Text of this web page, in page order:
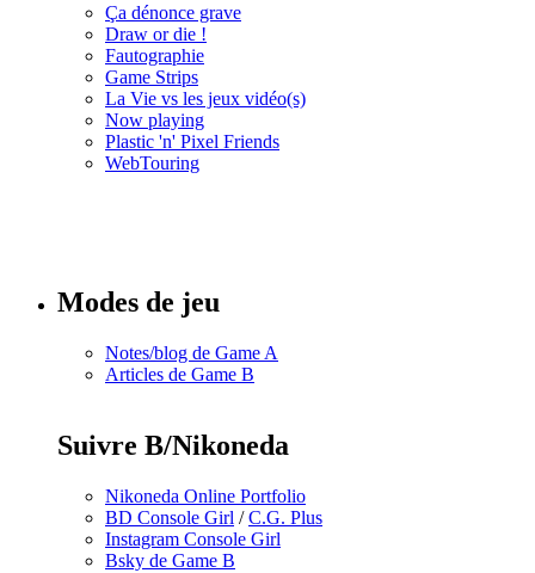
Ça dénonce grave
Draw or die !
Fautographie
Game Strips
La Vie vs les jeux vidéo(s)
Now playing
Plastic 'n' Pixel Friends
WebTouring
Modes de jeu
Notes/blog de Game A
Articles de Game B
Suivre B/Nikoneda
Nikoneda Online Portfolio
BD Console Girl /C.G. Plus
Instagram Console Girl
Bsky de Game B